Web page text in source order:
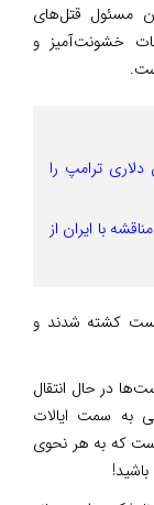
مسئول قتل‌های
خشونت‌آمیز و
ساخت سالن ۴۰۰ میلیون دلاری ترامپ را
با ایران از
در نتیجه این حمله ۱۱ تروریست کشته شدند و
در حال انتقال
به سمت ایالات
که به هر نحوی